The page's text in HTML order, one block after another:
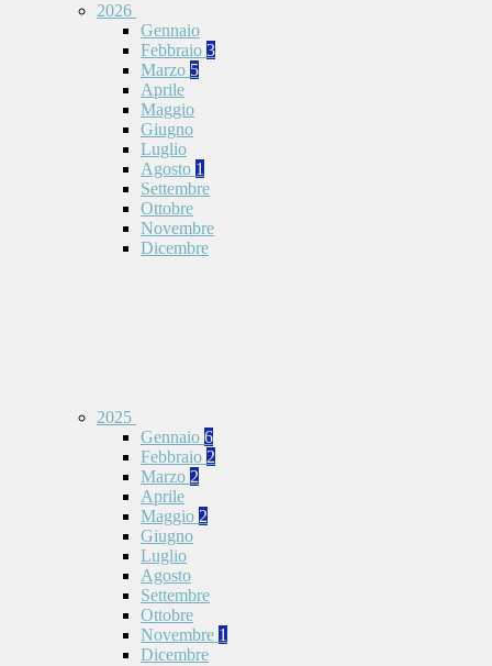
2026
Gennaio
Febbraio 3
Marzo 5
Aprile
Maggio
Giugno
Luglio
Agosto 1
Settembre
Ottobre
Novembre
Dicembre
2025
Gennaio 6
Febbraio 2
Marzo 2
Aprile
Maggio 2
Giugno
Luglio
Agosto
Settembre
Ottobre
Novembre 1
Dicembre